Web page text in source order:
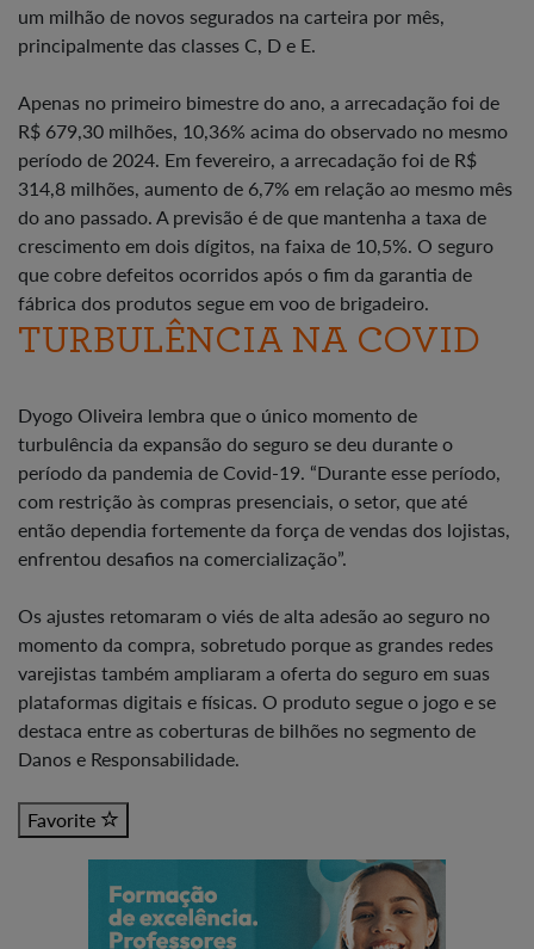
um milhão de novos segurados na carteira por mês,
principalmente das classes C, D e E.
Apenas no primeiro bimestre do ano, a arrecadação foi de
R$ 679,30 milhões, 10,36% acima do observado no mesmo
período de 2024. Em fevereiro, a arrecadação foi de R$
314,8 milhões, aumento de 6,7% em relação ao mesmo mês
do ano passado. A previsão é de que mantenha a taxa de
crescimento em dois dígitos, na faixa de 10,5%. O seguro
que cobre defeitos ocorridos após o fim da garantia de
fábrica dos produtos segue em voo de brigadeiro.
TURBULÊNCIA NA COVID
Dyogo Oliveira lembra que o único momento de
turbulência da expansão do seguro se deu durante o
período da pandemia de Covid-19. “Durante esse período,
com restrição às compras presenciais, o setor, que até
então dependia fortemente da força de vendas dos lojistas,
enfrentou desafios na comercialização”.
Os ajustes retomaram o viés de alta adesão ao seguro no
momento da compra, sobretudo porque as grandes redes
varejistas também ampliaram a oferta do seguro em suas
plataformas digitais e físicas. O produto segue o jogo e se
destaca entre as coberturas de bilhões no segmento de
Danos e Responsabilidade.
Favorite